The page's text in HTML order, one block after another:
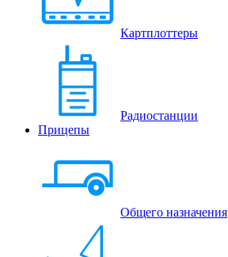
Картплоттеры
Радиостанции
Прицепы
Общего назначения